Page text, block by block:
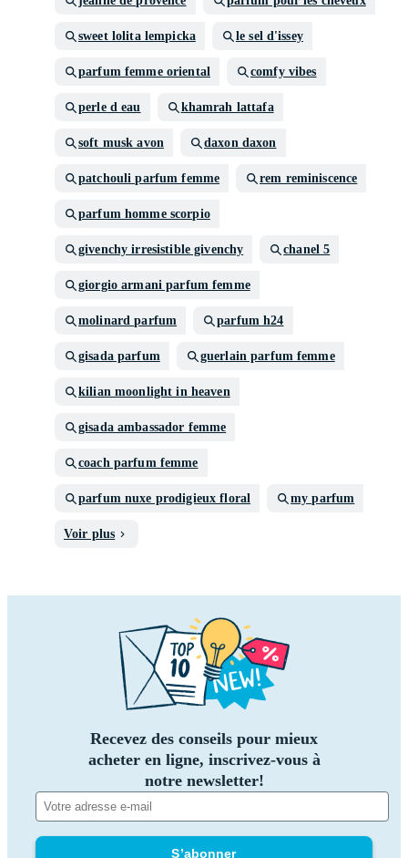
sweet lolita lempicka le sel d'issey
parfum femme oriental comfy vibes
perle d eau khamrah lattafa
soft musk avon daxon daxon
patchouli parfum femme rem reminiscence
parfum homme scorpio
givenchy irresistible givenchy chanel 5
giorgio armani parfum femme
molinard parfum parfum h24
gisada parfum guerlain parfum femme
kilian moonlight in heaven
gisada ambassador femme
coach parfum femme
parfum nuxe prodigieux floral my parfum
Voir plus
Recevez des conseils pour mieux
acheter en ligne, inscrivez-vous à
notre newsletter!
S’abonner